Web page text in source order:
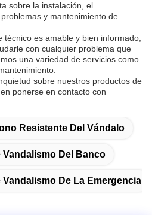
sobre la instalación, el
y mantenimiento de
es amable y bien informado,
con cualquier problema que
una variedad de servicios como
sobre nuestros productos de
ponerse en contacto con
Resistente Del Vándalo
Vandalismo Del Banco
Vandalismo De La Emergencia